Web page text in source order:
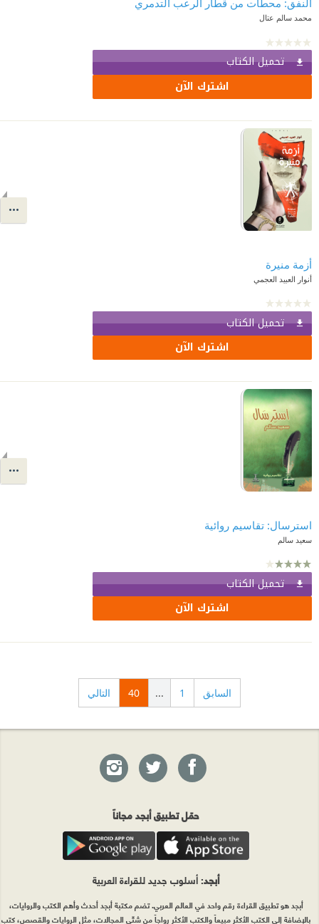
النفق: محطات من قطار الرعب التدمري
محمد سالم عتال
تحميل الكتاب
اشترك الآن
أزمة منيرة
أنوار العبيد العجمي
تحميل الكتاب
اشترك الآن
استرسال: تقاسيم روائية
سعيد سالم
تحميل الكتاب
اشترك الآن
السابق 1
...
40 التالي
حمّل تطبيق أبجد مجاناً
أبجد: أسلوب جديد للقراءة العربية
أبجد هو تطبيق القراءة رقم واحد في العالم العربي. تضم مكتبة أبجد أحدث وأهم الكتب والروايات،
بالإضافة إلى الكتب الأكثر مبيعاً والكتب الأكثر رواجاً من شتّى المجالات، مثل الروايات والقصص، كتب